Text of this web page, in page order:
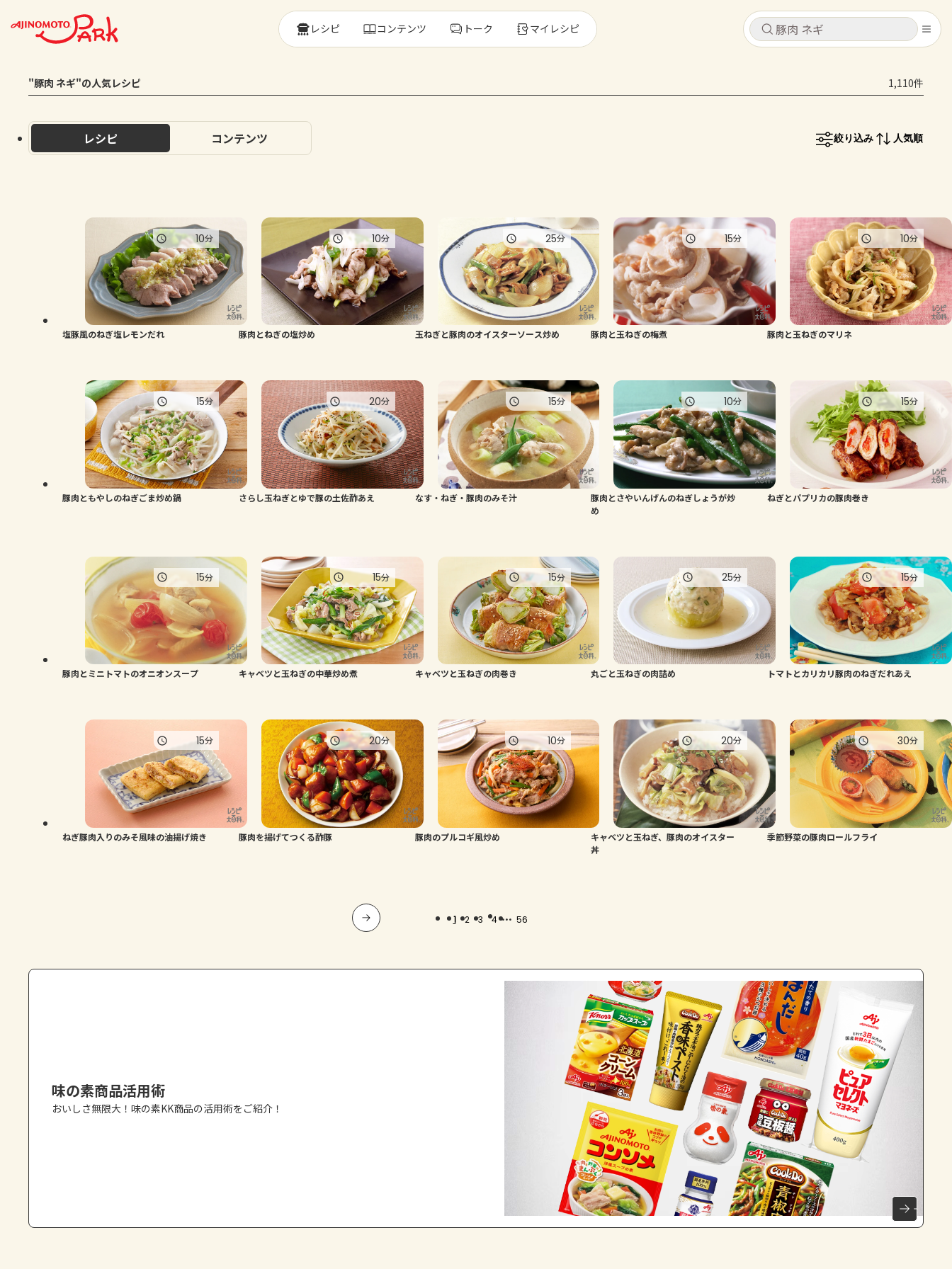
キャンセル
ログインするとレシピを保存できます
コンテンツ
レシピ
トーク
よくあるお問い合わせ
お買い物
AJINOMOTO PARK とは
キャンセル
レシピ コンテンツ
レシピ コンテンツ トーク マイレシピ
"豚肉 ネギ"の人気レシピ 1,110件
レシピ コンテンツ 絞り込み 人気順
塩豚風のねぎ塩レモンだれ
10分
豚肉とねぎの塩炒め
10分
玉ねぎと豚肉のオイスターソース炒め
25分
豚肉と玉ねぎの梅煮
15分
豚肉と玉ねぎのマリネ
10分
豚肉ともやしのねぎごま炒め鍋
15分
さらし玉ねぎとゆで豚の土佐酢あえ
20分
なす・ねぎ・豚肉のみそ汁
15分
豚肉とさやいんげんのねぎしょうが炒
め
10分
ねぎとパプリカの豚肉巻き
15分
豚肉とミニトマトのオニオンスープ
15分
キャベツと玉ねぎの中華炒め煮
15分
キャベツと玉ねぎの肉巻き
15分
丸ごと玉ねぎの肉詰め
25分
トマトとカリカリ豚肉のねぎだれあえ
15分
ねぎ豚肉入りのみそ風味の油揚げ焼き
15分
豚肉を揚げてつくる酢豚
20分
豚肉のプルコギ風炒め
10分
キャベツと玉ねぎ、豚肉のオイスター
丼
20分
季節野菜の豚肉ロールフライ
30分
1 2 3 4 ... 56
味の素商品活用術
おいしさ無限大！味の素KK商品の活用術をご紹介！